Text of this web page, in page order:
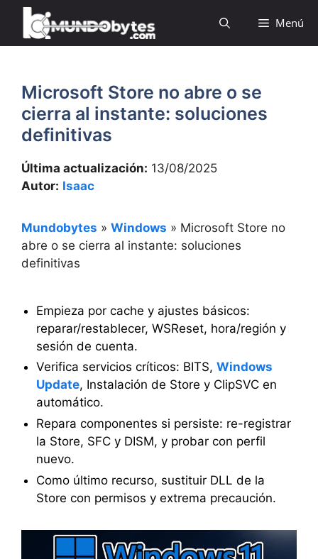
Saltar
contenido
Menú
Microsoft Store no abre o se
cierra al instante: soluciones
definitivas
Última actualización: 13/08/2025
Autor: Isaac
Mundobytes » Windows » Microsoft Store no
abre o se cierra al instante: soluciones
definitivas
Empieza por cache y ajustes básicos:
reparar/restablecer, WSReset, hora/región y
sesión de cuenta.
Verifica servicios críticos: BITS, Windows
Update, Instalación de Store y ClipSVC en
automático.
Repara componentes si persiste: re-registrar
la Store, SFC y DISM, y probar con perfil
nuevo.
Como último recurso, sustituir DLL de la
Store con permisos y extrema precaución.